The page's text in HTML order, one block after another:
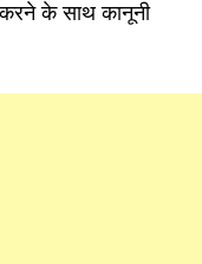
करने के साथ कानूनी